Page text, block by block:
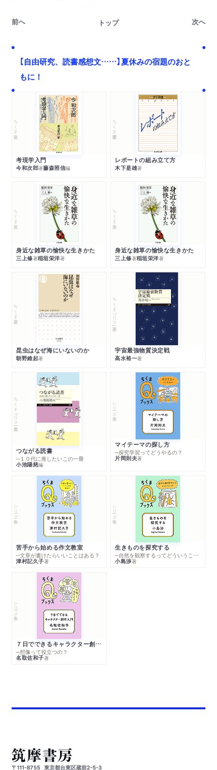
前へ トップ 次へ
【自由研究、読書感想文……】夏休みの宿題のおと
もに！
ちくま文庫
考現学入門
今和次郎著藤森照信編
ちくま学芸文庫
レポートの組み立て方
木下是雄著
ちくま文庫
身近な雑草の愉快な生きかた
三上修著稲垣栄洋著
ちくま文庫
身近な雑草の愉快な生きかた
三上修著稲垣栄洋著
ちくま新書
昆虫はなぜ海にいないのか
朝野維起著
ちくまプリマー新書
宇宙最強物質決定戦
高水裕一著
ちくまプリマー新書
つながる読書
─１０代に推したいこの一冊
小池陽慈編
シリーズ・全集
マイテーマの探し方
─探究学習ってどうやるの？
片岡則夫著
シリーズ・全集
苦手から始める作文教室
─文章が書けたらいいことはある？
津村記久子著
シリーズ・全集
生きものを探究する
─自然を観察するってどういうこと？
小島渉著
シリーズ・全集
７日でできるキャラクター創作入門
─想像って役立つの？
名取佐和子著
〒111-8755 東京都台東区蔵前2-5-3